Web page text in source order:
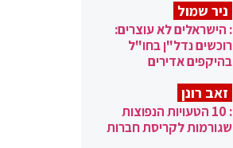
ניר שמול
: הישראלים לא עוצרים:
רוכשים נדל"ן בחו"ל
בהיקפים אדירים
זאב רונן
: 10 הטעויות הנפוצות
שגורמות לקריסת חברות